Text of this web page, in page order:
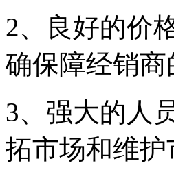
2、良好的价
确保障经销商
3、强大的人
拓市场和维